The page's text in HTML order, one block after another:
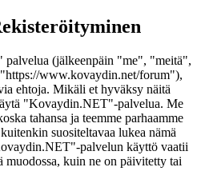
(jälkeenpäin "me", "meitä",
www.kovaydin.net/forum"),
ehtoja. Mikäli et hyväksy näitä
"Kovaydin.NET"-palvelua. Me
tahansa ja teemme parhaamme
suositeltavaa lukea nämä
palvelun käyttö vaatii
muodossa, kuin ne on päivitetty tai